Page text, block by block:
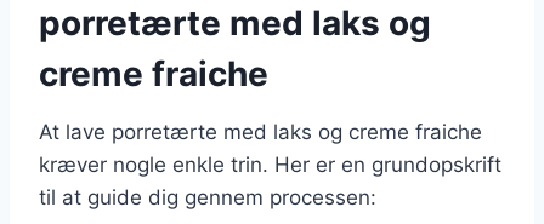
porretærte med laks og
creme fraiche
At lave porretærte med laks og creme fraiche
kræver nogle enkle trin. Her er en grundopskrift
til at guide dig gennem processen: